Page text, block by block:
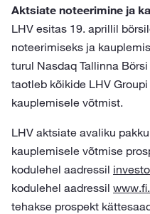
Aktsiate noteerimine ja
LHV esitas 19. aprillil
noteerimiseks ja
turul Nasdaq Tallinna
taotleb kõikide LHV
kauplemisele võtmist.
LHV aktsiate avaliku
kauplemisele võtmise
kodulehel aadressil
kodulehel aadressil
tehakse prospekt